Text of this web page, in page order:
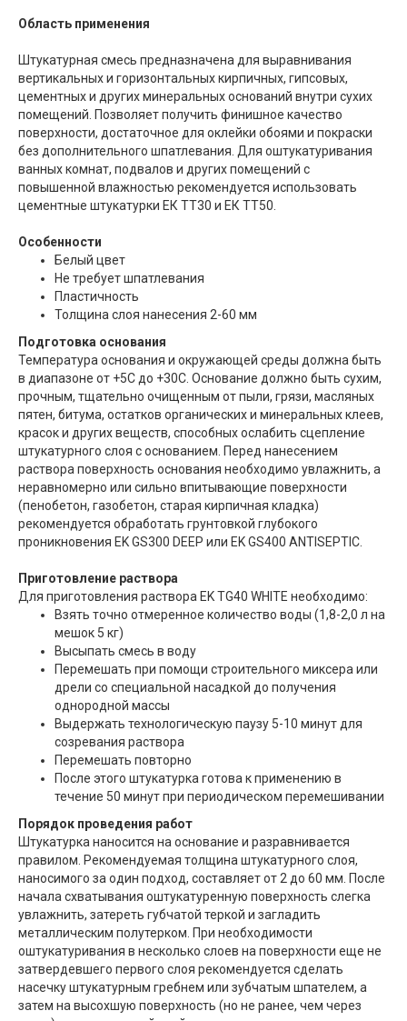
Область применения
Штукатурная смесь предназначена для выравнивания
вертикальных и горизонтальных кирпичных, гипсовых,
цементных и других минеральных оснований внутри сухих
помещений. Позволяет получить финишное качество
поверхности, достаточное для оклейки обоями и покраски
без дополнительного шпатлевания. Для оштукатуривания
ванных комнат, подвалов и других помещений с
повышенной влажностью рекомендуется использовать
цементные штукатурки ЕК ТТ30 и ЕК ТТ50.
Особенности
Белый цвет
Не требует шпатлевания
Пластичность
Толщина слоя нанесения 2-60 мм
Подготовка основания
Температура основания и окружающей среды должна быть
в диапазоне от +5С до +30С. Основание должно быть сухим,
прочным, тщательно очищенным от пыли, грязи, масляных
пятен, битума, остатков органических и минеральных клеев,
красок и других веществ, способных ослабить сцепление
штукатурного слоя с основанием. Перед нанесением
раствора поверхность основания необходимо увлажнить, а
неравномерно или сильно впитывающие поверхности
(пенобетон, газобетон, старая кирпичная кладка)
рекомендуется обработать грунтовкой глубокого
проникновения EK GS300 DEEP или EK GS400 ANTISEPTIC.
Приготовление раствора
Для приготовления раствора EK TG40 WHITE необходимо:
Взять точно отмеренное количество воды (1,8-2,0 л на
мешок 5 кг)
Высыпать смесь в воду
Перемешать при помощи строительного миксера или
дрели со специальной насадкой до получения
однородной массы
Выдержать технологическую паузу 5-10 минут для
созревания раствора
Перемешать повторно
После этого штукатурка готова к применению в
течение 50 минут при периодическом перемешивании
Порядок проведения работ
Штукатурка наносится на основание и разравнивается
правилом. Рекомендуемая толщина штукатурного слоя,
наносимого за один подход, составляет от 2 до 60 мм. После
начала схватывания оштукатуренную поверхность слегка
увлажнить, затереть губчатой теркой и загладить
металлическим полутерком. При необходимости
оштукатуривания в несколько слоев на поверхности еще не
затвердевшего первого слоя рекомендуется сделать
насечку штукатурным гребнем или зубчатым шпателем, а
затем на высохшую поверхность (но не ранее, чем через